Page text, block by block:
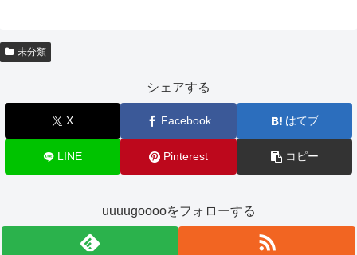
未分類
シェアする
X Facebook はてブ
LINE Pinterest コピー
uuuugooooをフォローする